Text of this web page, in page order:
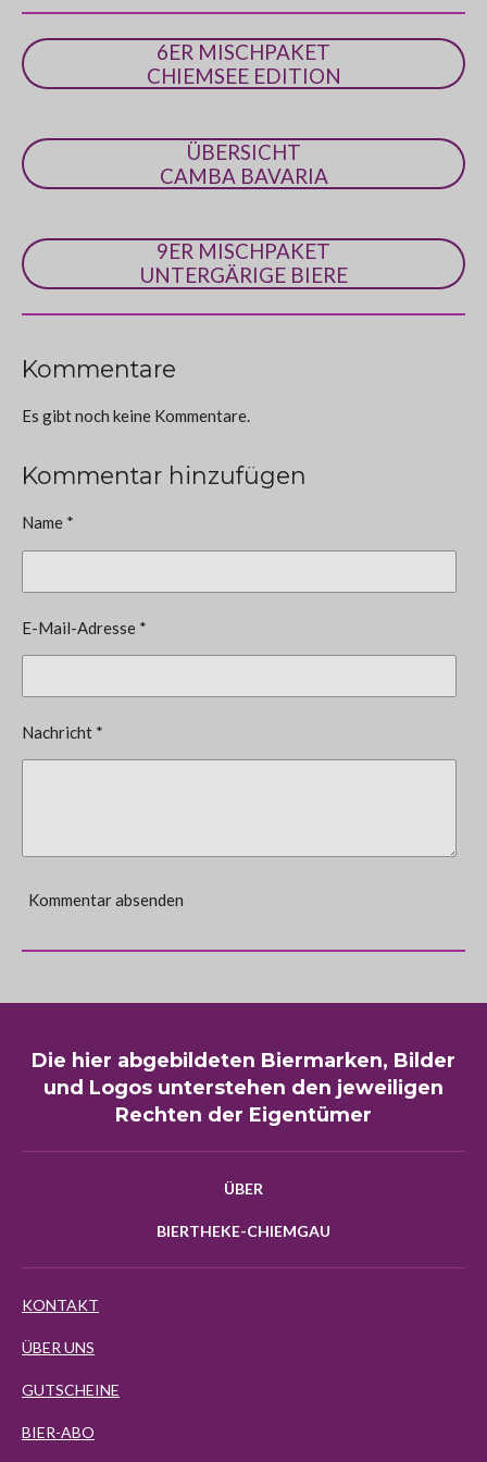
e
6ER MISCHPAKET
CHIEMSEE EDITION
ÜBERSICHT
CAMBA BAVARIA
9ER MISCHPAKET
UNTERGÄRIGE BIERE
Kommentare
Es gibt noch keine Kommentare.
Kommentar hinzufügen
Name *
E-Mail-Adresse *
Nachricht *
Kommentar absenden
Die hier abgebildeten Biermarken, Bilder
und Logos unterstehen den jeweiligen
Rechten der Eigentümer
ÜBER
BIERTHEKE-CHIEMGAU
KONTAKT
ÜBER UNS
GUTSCHEINE
BIER-ABO